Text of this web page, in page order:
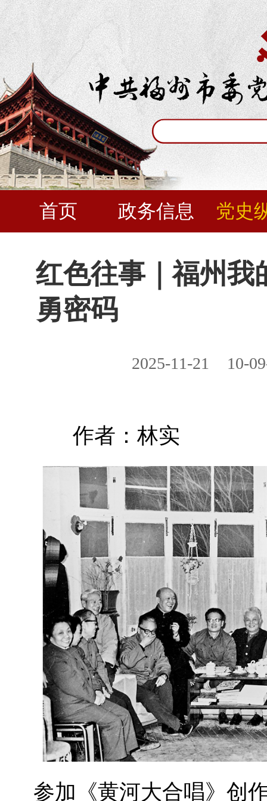
首页 政务信息 党史
红色往事｜福州
勇密码
2025-11-21 10-
作者：林实
参加《黄河大合唱》创